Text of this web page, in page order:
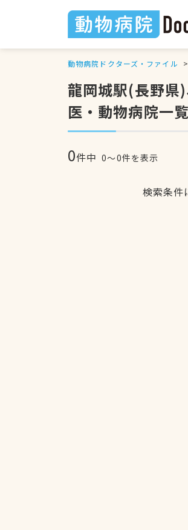
動物病院ドクターズ・ファイル
龍岡城駅(長野県
医・動物病院一覧
0件中 0〜0件を表示
検索条件